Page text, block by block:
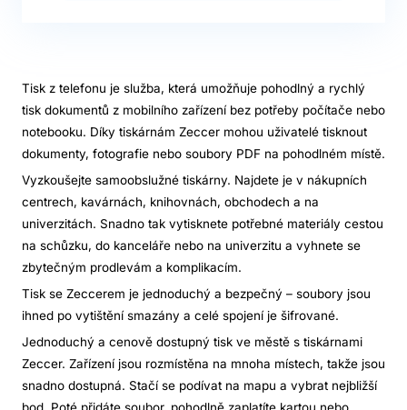
Tisk z telefonu je služba, která umožňuje pohodlný a rychlý
tisk dokumentů z mobilního zařízení bez potřeby počítače nebo
notebooku. Díky tiskárnám Zeccer mohou uživatelé tisknout
dokumenty, fotografie nebo soubory PDF na pohodlném místě.
Vyzkoušejte samoobslužné tiskárny. Najdete je v nákupních
centrech, kavárnách, knihovnách, obchodech a na
univerzitách. Snadno tak vytisknete potřebné materiály cestou
na schůzku, do kanceláře nebo na univerzitu a vyhnete se
zbytečným prodlevám a komplikacím.
Tisk se Zeccerem je jednoduchý a bezpečný – soubory jsou
ihned po vytištění smazány a celé spojení je šifrované.
Jednoduchý a cenově dostupný tisk ve městě s tiskárnami
Zeccer. Zařízení jsou rozmístěna na mnoha místech, takže jsou
snadno dostupná. Stačí se podívat na mapu a vybrat nejbližší
bod. Poté přidáte soubor, pohodlně zaplatíte kartou nebo